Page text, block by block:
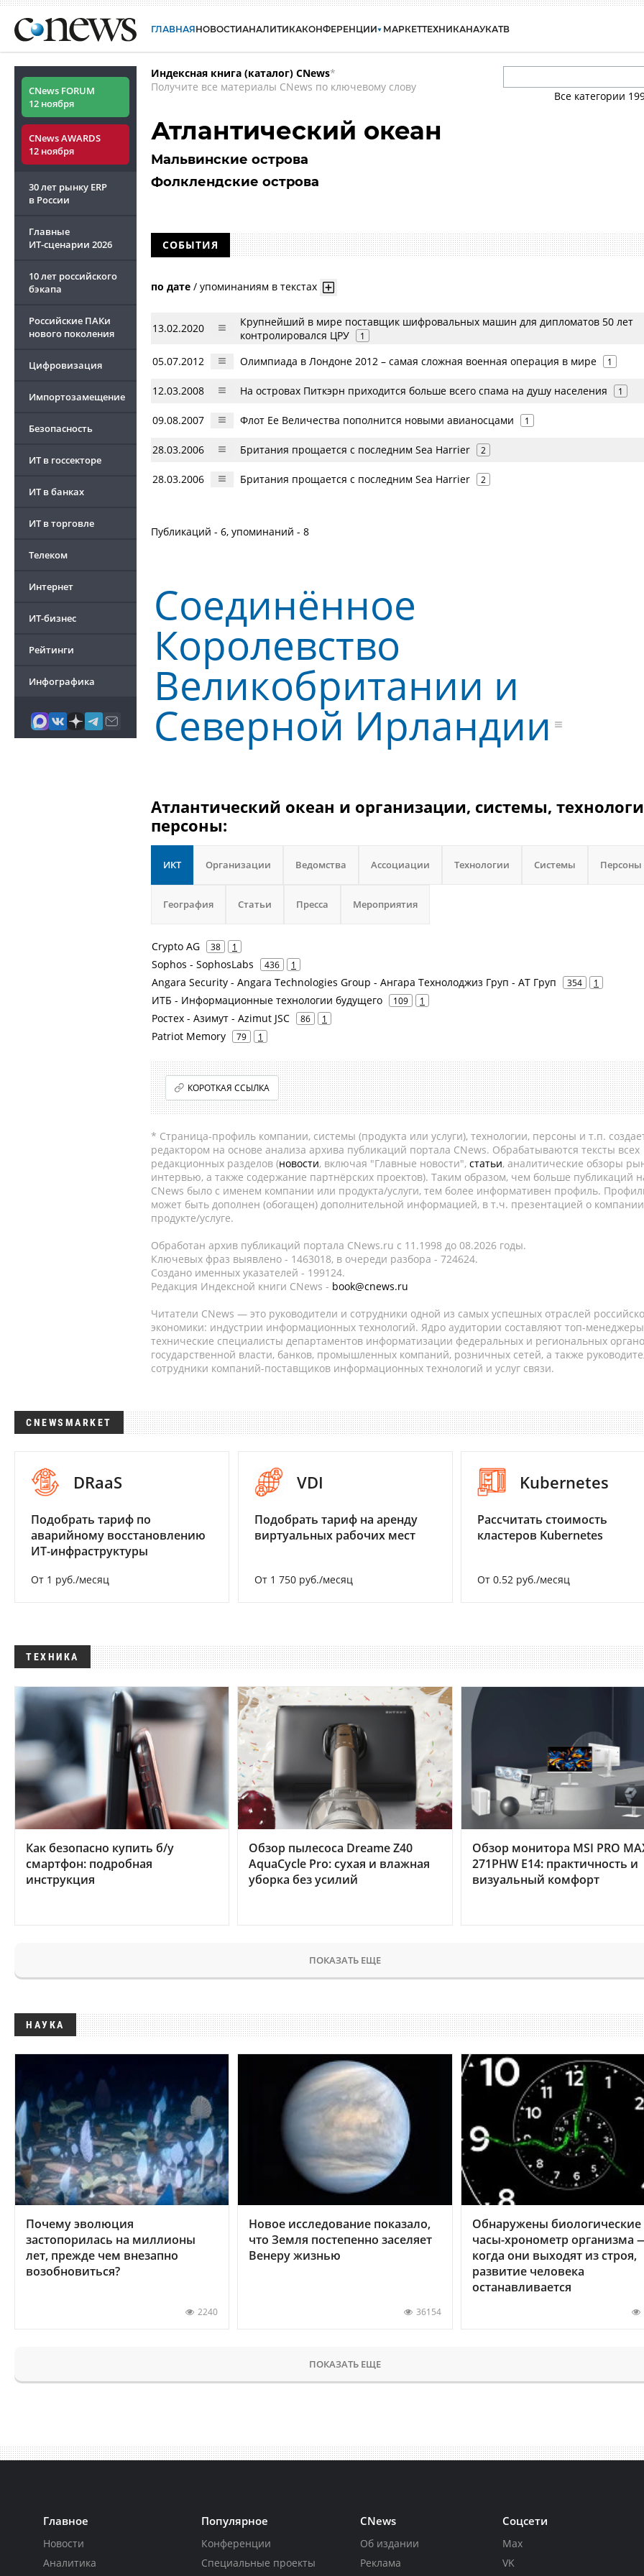
ГЛАВНАЯНОВОСТИАНАЛИТИКАКОНФЕРЕНЦИИ МАРКЕТТЕХНИКАНАУКАТВ
CNews FORUM
12 ноября
CNews AWARDS
12 ноября
30 лет рынку ERP
в России
Главные
ИТ-сценарии 2026
10 лет российского
бэкапа
Российские ПАКи
нового поколения
Цифровизация
Импортозамещение
Безопасность
ИТ в госсекторе
ИТ в банках
ИТ в торговле
Телеком
Интернет
ИТ-бизнес
Рейтинги
Инфографика
Индексная книга (каталог) CNews*
Получите все материалы CNews по ключевому слову
Все категории
Атлантический океан
Мальвинские острова
Фолклендские острова
СОБЫТИЯ
по дате / упоминаниям в текстах
13.02.2020
Крупнейший в мире поставщик шифровальных машин для дипломатов 50 лет
контролировался ЦРУ
1
05.07.2012 Олимпиада в Лондоне 2012 – самая сложная военная операция в мире 1
12.03.2008 На островах Питкэрн приходится больше всего спама на душу населения 1
09.08.2007 Флот Ее Величества пополнится новыми авианосцами 1
28.03.2006 Британия прощается с последним Sea Harrier 2
28.03.2006 Британия прощается с последним Sea Harrier 2
Публикаций - 6, упоминаний - 8
Соединённое
Королевство
Великобритании и
Северной Ирландии
Атлантический океан и организации, системы,
персоны:
ИКТ Организации Ведомства Ассоциации Технологии Системы Персоны
География Статьи Пресса Мероприятия
Crypto AG 38 1
Sophos - SophosLabs 436 1
Angara Security - Angara Technologies Group - Ангара Технолоджиз Груп - АТ Груп 354 1
ИТБ - Информационные технологии будущего 109 1
Ростех - Азимут - Azimut JSC 86 1
Patriot Memory 79 1
КОРОТКАЯ ССЫЛКА
* Страница-профиль компании, системы (продукта или услуги), технологии, персоны и т.п.
редактором на основе анализа архива публикаций портала CNews. Обрабатываются тексты всех
редакционных разделов (новости, включая "Главные новости", статьи, аналитические обзоры
интервью, а также содержание партнёрских проектов). Таким образом, чем больше публикаций
CNews было с именем компании или продукта/услуги, тем более информативен профиль.
может быть дополнен (обогащен) дополнительной информацией, в т.ч. презентацией о
продукте/услуге.
Обработан архив публикаций портала CNews.ru c 11.1998 до 08.2026 годы.
Ключевых фраз выявлено - 1463018, в очереди разбора - 724624.
Создано именных указателей - 199124.
Редакция Индексной книги CNews - book@cnews.ru
Читатели CNews — это руководители и сотрудники одной из самых успешных отраслей
экономики: индустрии информационных технологий. Ядро аудитории составляют топ-
технические специалисты департаментов информатизации федеральных и региональных
государственной власти, банков, промышленных компаний, розничных сетей, а также
сотрудники компаний-поставщиков информационных технологий и услуг связи.
CNEWSMARKET
DRaaS
Подобрать тариф по
аварийному восстановлению
ИТ-инфраструктуры
От 1 руб./месяц
VDI
Подобрать тариф на аренду
виртуальных рабочих мест
От 1 750 руб./месяц
Kubernetes
Рассчитать стоимость
кластеров Kubernetes
От 0.52 руб./месяц
ТЕХНИКА
Как безопасно купить б/у
смартфон: подробная
инструкция
Обзор пылесоса Dreame Z40
AquaCycle Pro: сухая и влажная
уборка без усилий
Обзор монитора MSI PRO
271PHW E14: практичность и
визуальный комфорт
ПОКАЗАТЬ ЕЩЕ
НАУКА
Почему эволюция
застопорилась на миллионы
лет, прежде чем внезапно
возобновиться?
2240
Новое исследование показало,
что Земля постепенно заселяет
Венеру жизнью
36154
Обнаружены биологические
часы-хронометр организма
когда они выходят из строя,
развитие человека
останавливается
ПОКАЗАТЬ ЕЩЕ
Главное
Новости
Аналитика
Популярное
Конференции
Специальные проекты
CNews
Об издании
Реклама
Соцсети
Max
VK